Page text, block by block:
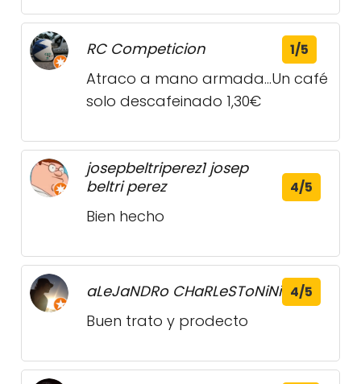
RC Competicion 1/5
Atraco a mano armada...Un café
solo descafeinado 1,30€
josepbeltriperez1 josep
beltri perez
4/5
Bien hecho
aLeJaNDRo CHaRLeSToNiNi 4/5
Buen trato y prodecto